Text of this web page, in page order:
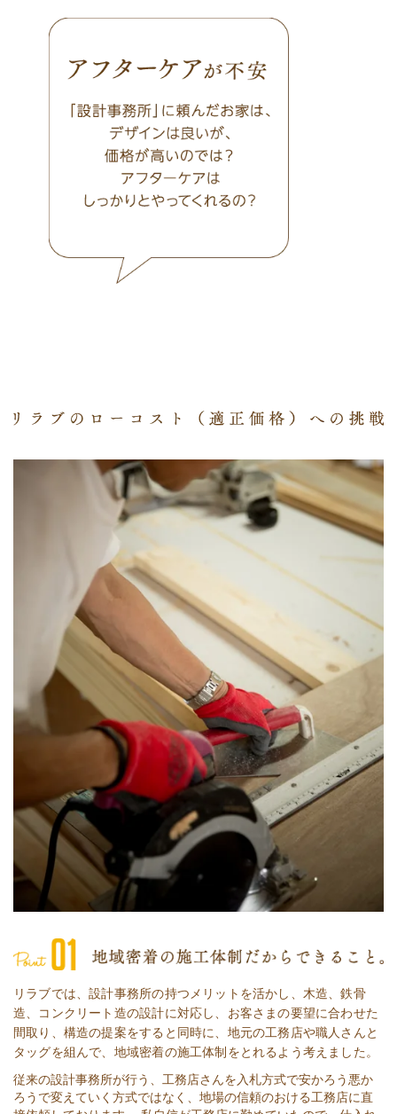
リラブでは、設計事務所の持つメリットを活かし、木造、鉄骨
造、コンクリート造の設計に対応し、お客さまの要望に合わせた
間取り、構造の提案をすると同時に、地元の工務店や職人さんと
タッグを組んで、地域密着の施工体制をとれるよう考えました。
従来の設計事務所が行う、工務店さんを入札方式で安かろう悪か
ろうで変えていく方式ではなく、地場の信頼のおける工務店に直